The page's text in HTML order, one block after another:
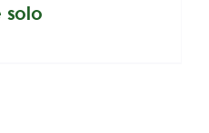
solo